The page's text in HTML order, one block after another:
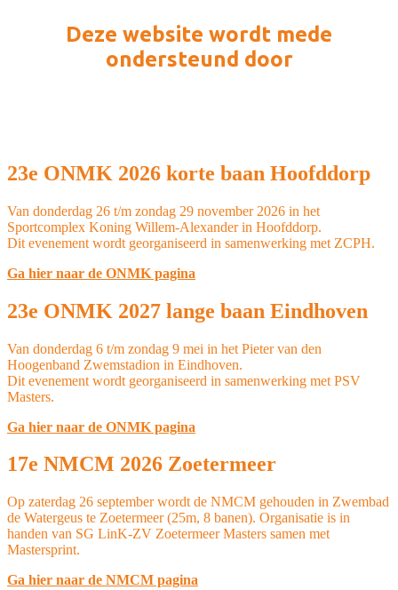
Deze website wordt mede
ondersteund door
23e ONMK 2026 korte baan Hoofddorp
Van donderdag 26 t/m zondag 29 november 2026 in het
Sportcomplex Koning Willem-Alexander in Hoofddorp.
Dit evenement wordt georganiseerd in samenwerking met ZCPH.
Ga hier naar de ONMK pagina
23e ONMK 2027 lange baan Eindhoven
Van donderdag 6 t/m zondag 9 mei in het Pieter van den
Hoogenband Zwemstadion in Eindhoven.
Dit evenement wordt georganiseerd in samenwerking met PSV
Masters.
Ga hier naar de ONMK pagina
17e NMCM 2026 Zoetermeer
Op zaterdag 26 september wordt de NMCM gehouden in Zwembad
de Watergeus te Zoetermeer (25m, 8 banen). Organisatie is in
handen van SG LinK-ZV Zoetermeer Masters samen met
Mastersprint.
Ga hier naar de NMCM pagina